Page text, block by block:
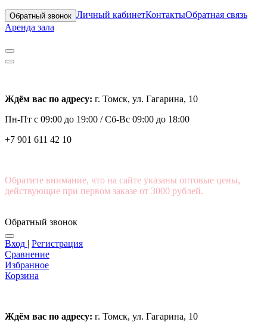
Обратный звонок Личный кабинетКонтактыОбратная связь
Аренда зала
Ждём вас по адресу: г. Томск, ул. Гагарина, 10
Пн-Пт с 09:00 до 19:00 /Сб-Вс 09:00 до 18:00
+7 901 611 42 10
Обратите внимание, что на сайте указаны оптовые цены,
действующие при первом заказе от 3000 рублей.
Обратный звонок
Вход | Регистрация
Сравнение
Избранное
Корзина
Ждём вас по адресу: г. Томск, ул. Гагарина, 10